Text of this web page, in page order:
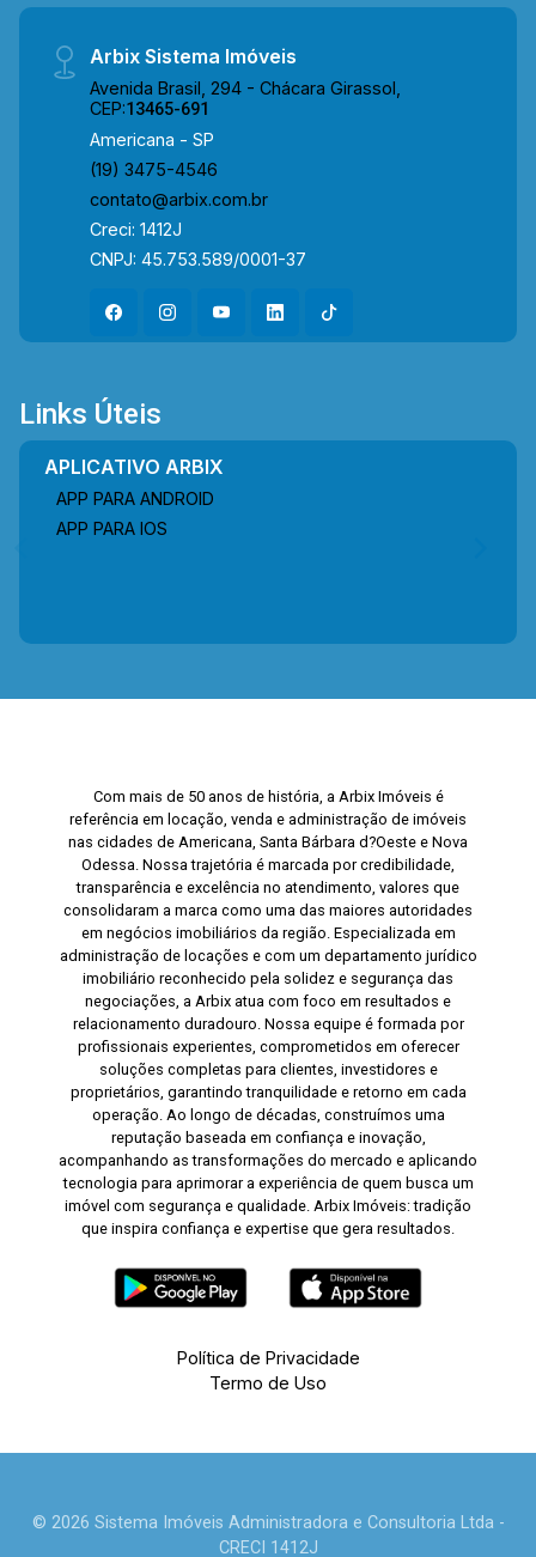
Arbix Sistema Imóveis
Avenida Brasil, 294 - Chácara Girassol,
CEP:13465-691
Americana - SP
(19) 3475-4546
contato@arbix.com.br
Creci: 1412J
CNPJ: 45.753.589/0001-37
Links Úteis
APLICATIVO ARBIX
APP PARA ANDROID
APP PARA IOS
Com mais de 50 anos de história, a Arbix Imóveis é
referência em locação, venda e administração de imóveis
nas cidades de Americana, Santa Bárbara d?Oeste e Nova
Odessa. Nossa trajetória é marcada por credibilidade,
transparência e excelência no atendimento, valores que
consolidaram a marca como uma das maiores autoridades
em negócios imobiliários da região. Especializada em
administração de locações e com um departamento jurídico
imobiliário reconhecido pela solidez e segurança das
negociações, a Arbix atua com foco em resultados e
relacionamento duradouro. Nossa equipe é formada por
profissionais experientes, comprometidos em oferecer
soluções completas para clientes, investidores e
proprietários, garantindo tranquilidade e retorno em cada
operação. Ao longo de décadas, construímos uma
reputação baseada em confiança e inovação,
acompanhando as transformações do mercado e aplicando
tecnologia para aprimorar a experiência de quem busca um
imóvel com segurança e qualidade. Arbix Imóveis: tradição
que inspira confiança e expertise que gera resultados.
Política de Privacidade
Termo de Uso
© 2026 Sistema Imóveis Administradora e Consultoria Ltda -
CRECI 1412J